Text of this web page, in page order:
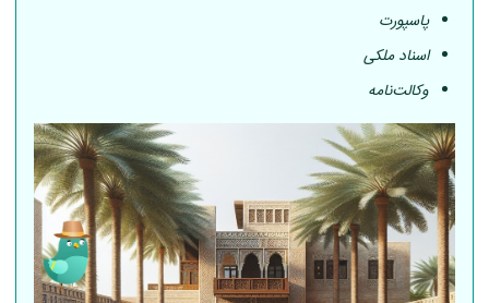
پاسپورت
اسناد ملکی
وکالت‌نامه